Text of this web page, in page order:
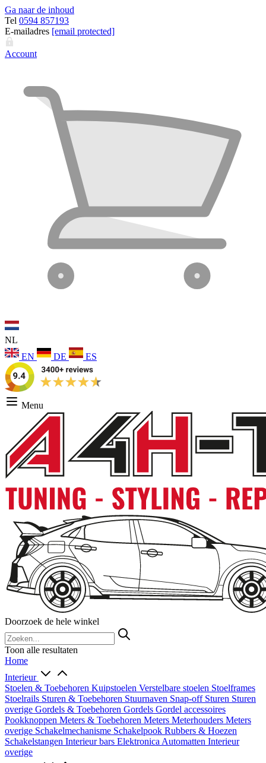
Ga naar de inhoud
Tel 0594 857193
E-mailadres [email protected]
Account
NL
EN
DE ES
Menu
Doorzoek de hele winkel
Toon alle resultaten
Home
Interieur
Stoelen & Toebehoren Kuipstoelen Verstelbare stoelen Stoelframes
Stoelrails Sturen & Toebehoren Stuurnaven Snap-off Sturen Sturen
overige Gordels & Toebehoren Gordels Gordel accessoires
Pookknoppen Meters & Toebehoren Meters Meterhouders Meters
overige Schakelmechanisme Schakelpook Rubbers & Hoezen
Schakelstangen Interieur bars Elektronica Automatten Interieur
overige